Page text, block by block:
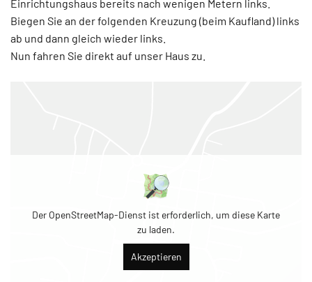
Einrichtungshaus bereits nach wenigen Metern links.
Biegen Sie an der folgenden Kreuzung (beim Kaufland) links
ab und dann gleich wieder links.
Nun fahren Sie direkt auf unser Haus zu.
Der OpenStreetMap-Dienst ist erforderlich, um diese Karte
zu laden.
Akzeptieren